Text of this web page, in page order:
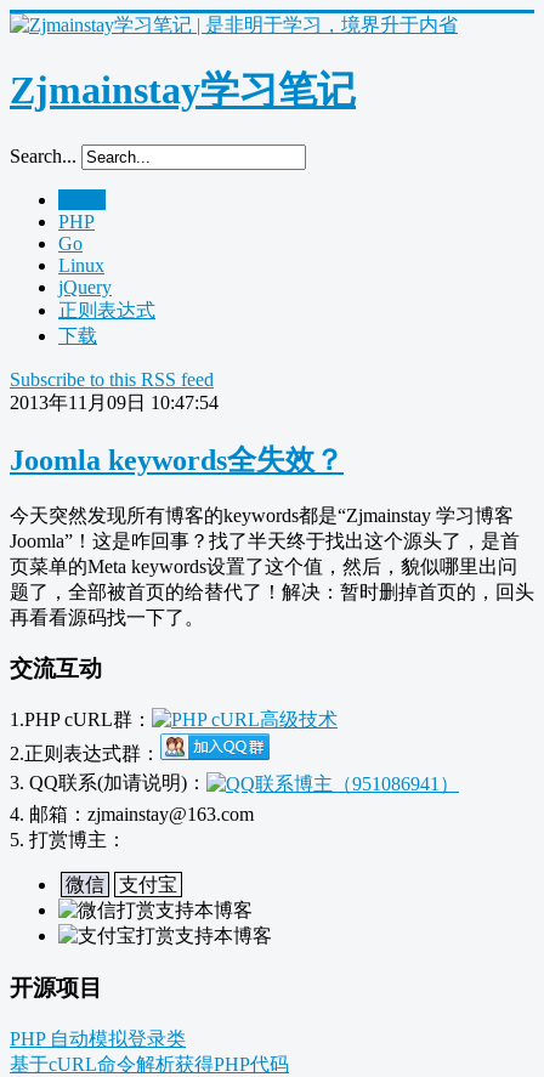
Zjmainstay学习笔记
Search...
PHP
Go
Linux
jQuery
正则表达式
下载
Subscribe to this RSS feed
2013年11月09日 10:47:54
Joomla keywords全失效？
今天突然发现所有博客的keywords都是“Zjmainstay 学习博客
Joomla”！这是咋回事？找了半天终于找出这个源头了，是首
页菜单的Meta keywords设置了这个值，然后，貌似哪里出问
题了，全部被首页的给替代了！解决：暂时删掉首页的，回头
再看看源码找一下了。
交流互动
1.PHP cURL群：
2.正则表达式群：
3. QQ联系(加请说明)：
4. 邮箱：zjmainstay@163.com
5. 打赏博主：
微信 支付宝
开源项目
PHP 自动模拟登录类
基于cURL命令解析获得PHP代码